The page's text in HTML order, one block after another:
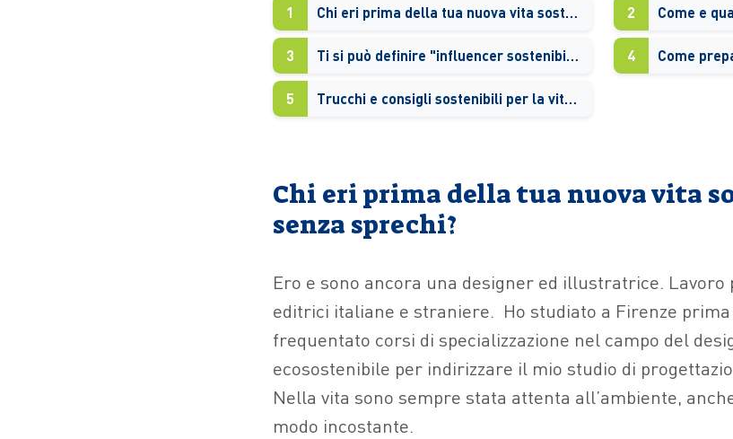
1 Chi eri prima della tua nuova vita sostenibile e senza sprechi? 2
3 Ti si può definire "influencer sostenibile"? 4 Come
5 Trucchi e consigli sostenibili per la vita di tutti i giorni. Quali?
Chi eri prima della tua nuova vita
senza sprechi?
Ero e sono ancora una designer ed illustratrice. Lavoro
editrici italiane e straniere. Ho studiato a Firenze prima
frequentato corsi di specializzazione nel campo del
ecosostenibile per indirizzare il mio studio di
Nella vita sono sempre stata attenta all’ambiente,
modo incostante.